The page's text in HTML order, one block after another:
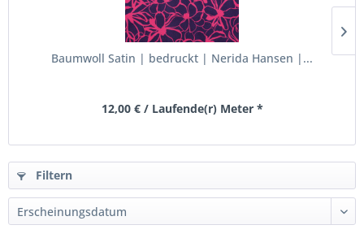
Baumwoll Satin | bedruckt | Nerida Hansen |...
12,00 € / Laufende(r) Meter *
Filtern